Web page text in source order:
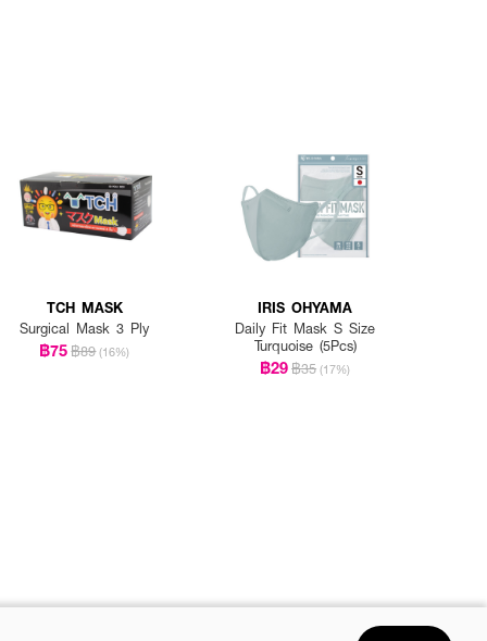
TCH MASK
Surgical Mask 3 Ply
฿75฿89 (16%)
IRIS OHYAMA
Daily Fit Mask S Size
Turquoise (5Pcs)
฿29฿35 (17%)